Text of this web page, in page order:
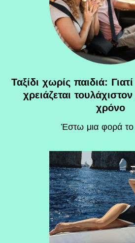
Ταξίδι χωρίς παιδιά:
χρειάζεται
χρόνο
Έστω μια φορά το